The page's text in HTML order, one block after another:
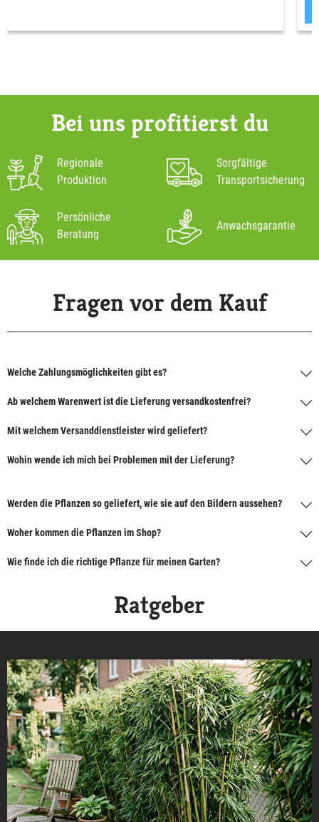
Bei uns profitierst du
Regionale
Produktion
Sorgfältige
Transportsicherung
Persönliche
Beratung
Anwachsgarantie
Fragen vor dem Kauf
Welche Zahlungsmöglichkeiten gibt es?
Ab welchem Warenwert ist die Lieferung versandkostenfrei?
Mit welchem Versanddienstleister wird geliefert?
Wohin wende ich mich bei Problemen mit der Lieferung?
Werden die Pflanzen so geliefert, wie sie auf den Bildern aussehen?
Woher kommen die Pflanzen im Shop?
Wie finde ich die richtige Pflanze für meinen Garten?
Ratgeber